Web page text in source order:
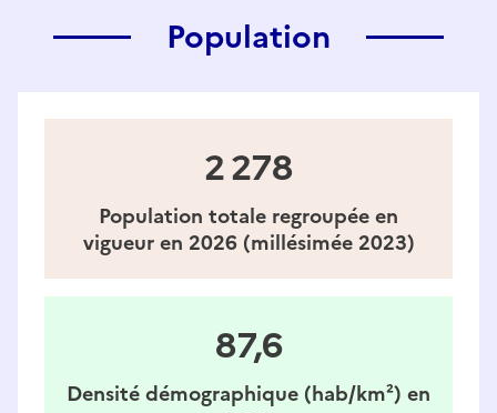
Population
2 278
Population totale regroupée en
vigueur en 2026 (millésimée 2023)
87,6
Densité démographique (hab/km²) en